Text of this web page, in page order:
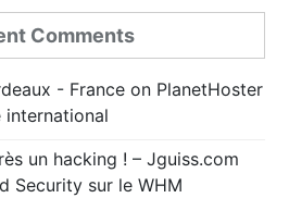
Comments
- France on PlanetHoster
international
un hacking ! – Jguiss.com
Security sur le WHM